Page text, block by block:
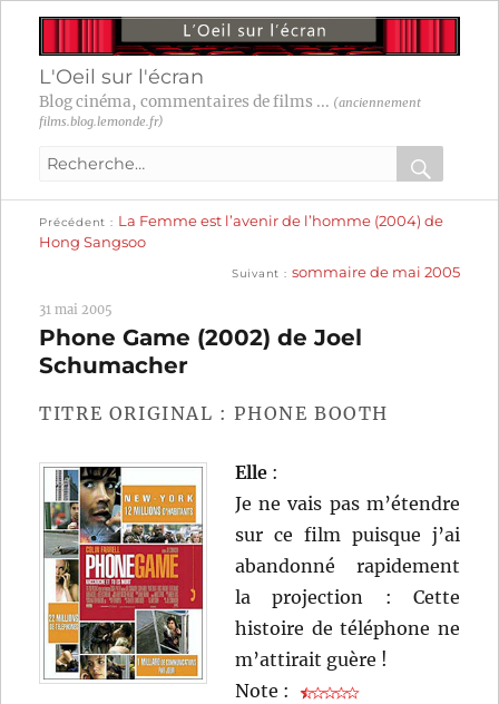
L'Oeil sur l'écran
Blog cinéma, commentaires de films ... (anciennement
films.blog.lemonde.fr)
Recherche
:
OK
Navigation
l’article
Précédent
précédente :
La Femme est l’avenir de l’homme (2004) de
Hong Sangsoo
Suivant
suivante :
sommaire de mai 2005
31 mai 2005
Phone Game (2002) de Joel
Schumacher
TITRE ORIGINAL : PHONE BOOTH
Elle :
Je ne vais pas m’étendre
sur ce film puisque j’ai
abandonné rapidement
la projection : Cette
histoire de téléphone ne
m’attirait guère !
Note :